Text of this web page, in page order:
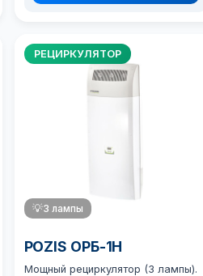
РЕЦИРКУЛЯТОР
💡3 лампы
POZIS ОРБ-1Н
Мощный рециркулятор (3 лампы).